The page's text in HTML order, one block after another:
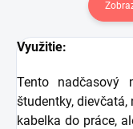
Využitie:
Tento nadčasový
študentky, dievčatá,
kabelka do práce,